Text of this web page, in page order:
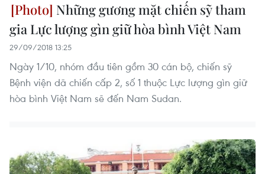
Những gương mặt chiến sỹ tham
gia Lực lượng gìn giữ hòa bình Việt Nam
29/09/2018 13:25
Ngày 1/10, nhóm đầu tiên gồm 30 cán bộ, chiến sỹ
Bệnh viện dã chiến cấp 2, số 1 thuộc Lực lượng gìn giữ
hòa bình Việt Nam sẽ đến Nam Sudan.